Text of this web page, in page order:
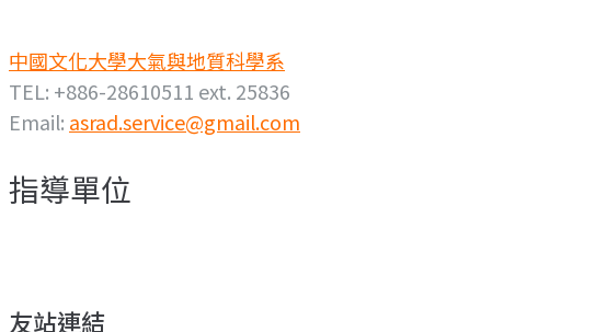
中國文化大學大氣與地質科學系
TEL: +886-28610511 ext. 25836
Email: asrad.service@gmail.com
指導單位
友站連結